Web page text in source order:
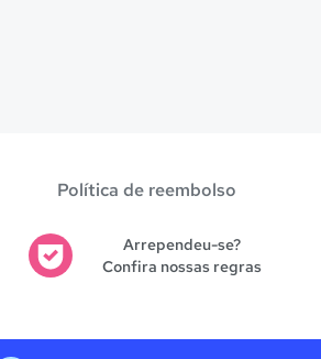
Política de reembolso
Arrependeu-se?
Confira nossas regras